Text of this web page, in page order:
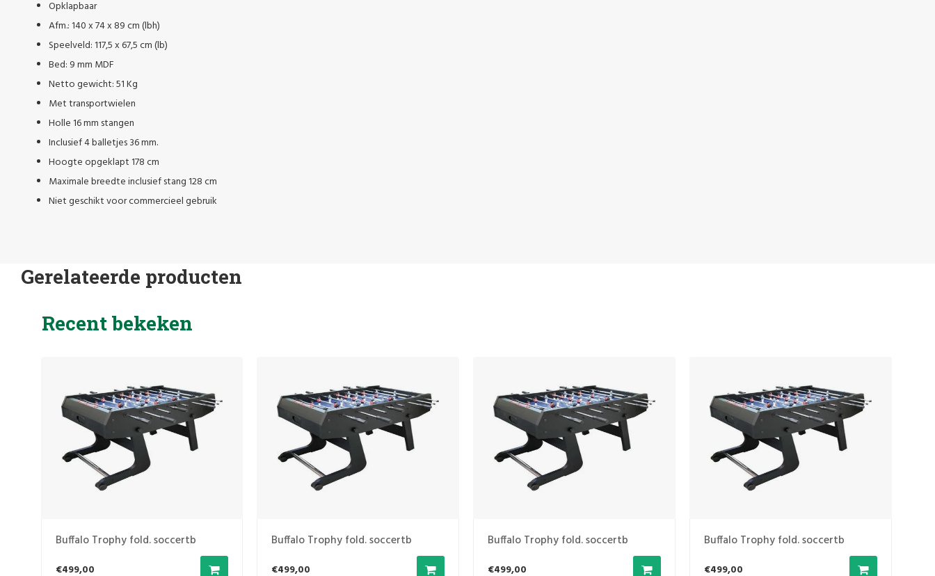
Opklapbaar
Afm.: 140 x 74 x 89 cm (lbh)
Speelveld: 117,5 x 67,5 cm (lb)
Bed: 9 mm MDF
Netto gewicht: 51 Kg
Met transportwielen
Holle 16 mm stangen
Inclusief 4 balletjes 36 mm.
Hoogte opgeklapt 178 cm
Maximale breedte inclusief stang 128 cm
Niet geschikt voor commercieel gebruik
Gerelateerde producten
Recent bekeken
Buffalo Trophy fold. soccertb
€499,00
Buffalo Trophy fold. soccertb
€499,00
Buffalo Trophy fold. soccertb
€499,00
Buffalo Trophy fold. soccertb
€499,00